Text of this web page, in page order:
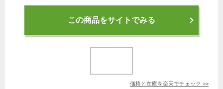
この商品をサイトでみる
価格と在庫を楽天でチェック >>